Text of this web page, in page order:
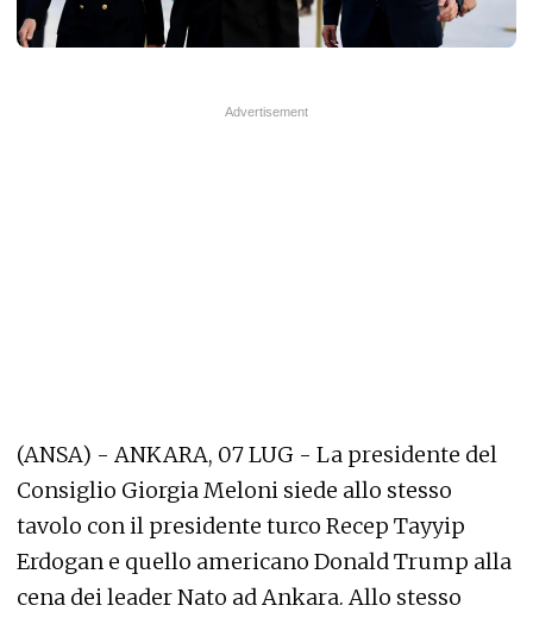
(ANSA) - ANKARA, 07 LUG - La presidente del
Consiglio Giorgia Meloni siede allo stesso
tavolo con il presidente turco Recep Tayyip
Erdogan e quello americano Donald Trump alla
cena dei leader Nato ad Ankara. Allo stesso